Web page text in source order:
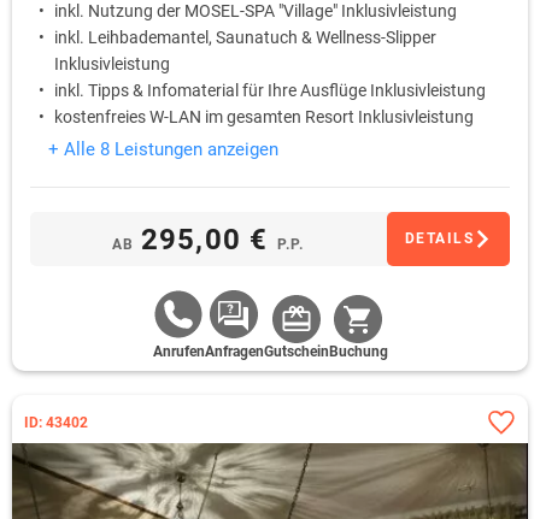
inkl. Nutzung der MOSEL-SPA "Village" Inklusivleistung
inkl. Leihbademantel, Saunatuch & Wellness-Slipper
Inklusivleistung
inkl. Tipps & Infomaterial für Ihre Ausflüge Inklusivleistung
kostenfreies W-LAN im gesamten Resort Inklusivleistung
+ Alle 8 Leistungen anzeigen
AB 295,00 € P.P. DETAILS
AnrufenAnfragenGutschein Buchung
ID: 43402